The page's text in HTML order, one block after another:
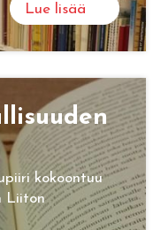
Lue lisää
kokoontuu
Liiton